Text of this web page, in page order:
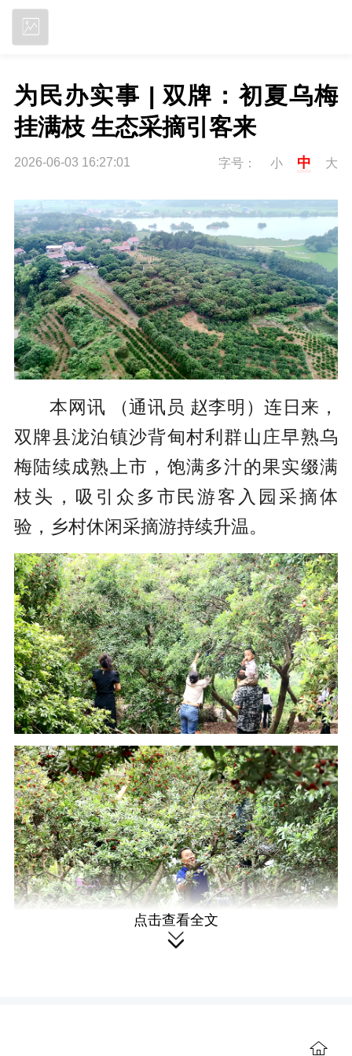
为民办实事 | 双牌：初夏乌梅
挂满枝 生态采摘引客来
2026-06-03 16:27:01 字号： 小 中 大
本网讯 （通讯员 赵李明）连日来，
双牌县泷泊镇沙背甸村利群山庄早熟乌
梅陆续成熟上市，饱满多汁的果实缀满
枝头，吸引众多市民游客入园采摘体
验，乡村休闲采摘游持续升温。
点击查看全文
